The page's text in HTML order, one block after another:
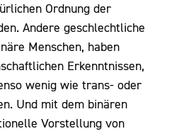
Ordnung der
Andere geschlechtliche
Menschen, haben
Erkenntnissen,
wenig wie trans- oder
Und mit dem binären
Vorstellung von